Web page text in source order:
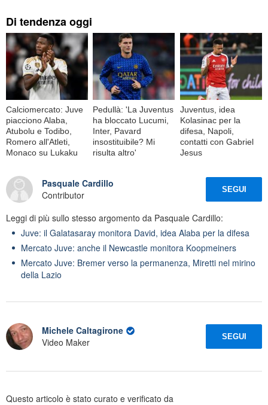
Di tendenza oggi
Calciomercato: Juve
piacciono Alaba,
Atubolu e Todibo,
Romero all'Atleti,
Monaco su Lukaku
Pedullà: 'La Juventus
ha bloccato Lucumi,
Inter, Pavard
insostituibile? Mi
risulta altro'
Juventus, idea
Kolasinac per la
difesa, Napoli,
contatti con Gabriel
Jesus
Pasquale Cardillo
Contributor
SEGUI
Leggi di più sullo stesso argomento da Pasquale Cardillo:
Juve: il Galatasaray monitora David, idea Alaba per la difesa
Mercato Juve: anche il Newcastle monitora Koopmeiners
Mercato Juve: Bremer verso la permanenza, Miretti nel mirino
della Lazio
Michele Caltagirone
Video Maker
SEGUI
Questo articolo è stato curato e verificato da